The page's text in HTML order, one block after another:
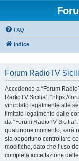
FAQ
Indice
Forum RadioTV
Accedendo a “Forum
RadioTV Sicilia”, “https://
vincolato legalmente alle
limitato legalmente dalle
da “Forum RadioTV
qualunque momento, sarà
sia opportuno controllare
modifiche, dato che l’uso
completa accettazione